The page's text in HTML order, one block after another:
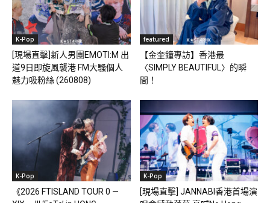
K-Pop
[現場直擊]新人男團EMOTI:M 出
道9日即旋風襲港 FM大騷個人
魅力吸粉絲 (260808)
featured
【金奎鐘專訪】香港最
〈SIMPLY BEAUTIFUL〉的瞬
間！
K-Pop
《2026 FTISLAND TOUR 0 —
K-Pop
[現場直擊] JANNABI香港首場演